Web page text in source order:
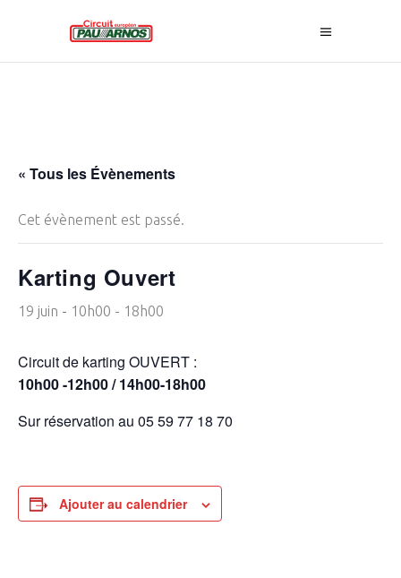
« Tous les Évènements
Cet évènement est passé.
Karting Ouvert
19 juin - 10h00 - 18h00
Circuit de karting OUVERT :
10h00 -12h00 / 14h00-18h00
Sur réservation au 05 59 77 18 70
Ajouter au calendrier